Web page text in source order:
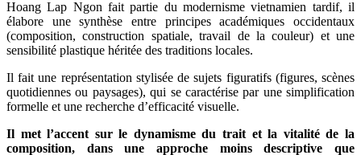
Hoang Lap Ngon fait partie du modernisme vietnamien tardif, il
élabore une synthèse entre principes académiques occidentaux
(composition, construction spatiale, travail de la couleur) et une
sensibilité plastique héritée des traditions locales.
Il fait une représentation stylisée de sujets figuratifs (figures, scènes
quotidiennes ou paysages), qui se caractérise par une simplification
formelle et une recherche d’efficacité visuelle.
Il met l’accent sur le dynamisme du trait et la vitalité de la
composition, dans une approche moins descriptive que